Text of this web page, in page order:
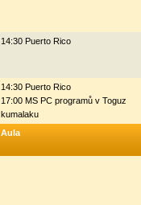
14:30 Puerto Rico
14:30 Puerto Rico
17:00 MS PC programů v Toguz
kumalaku
Aula